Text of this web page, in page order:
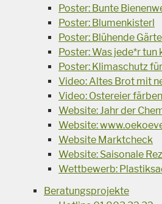
Poster: Bunte
Poster: Blumenkisterl
Poster: Blühende
Poster: Was jede*r tun
Poster: Klimaschutz
Video: Altes Brot mit
Video: Ostereier färben
Website: Jahr der
Website:
Website Marktcheck
Website: Saisonale
Wettbewerb:
Beratungsprojekte